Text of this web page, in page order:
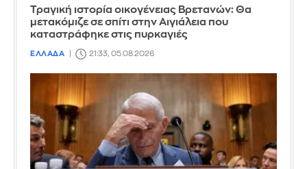
Τραγική ιστορία οικογένειας Βρετανών: Θα
μετακόμιζε σε σπίτι στην Αιγιάλεια που
καταστράφηκε στις πυρκαγιές
ΕΛΛΑΔΑ 21:33, 05.08.2026